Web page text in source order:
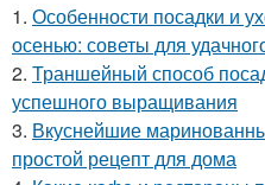
1. Особенности посадки и
осенью: советы для
2. Траншейный способ
успешного выращивания
3. Вкуснейшие
простой рецепт для дома